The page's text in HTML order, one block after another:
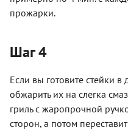
прожарки.
Шаг 4
Если вы готовите стейки в
обжарить их на слегка
гриль с жаропрочной
сторон, а потом